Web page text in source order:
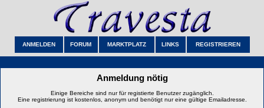
ANMELDEN FORUM MARKTPLATZ LINKS REGISTRIEREN
Anmeldung nötig
Einige Bereiche sind nur für registierte Benutzer zugänglich.
Eine registrierung ist kostenlos, anonym und benötigt nur eine gültige Emailadresse.